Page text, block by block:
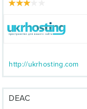
http://ukrhosting.com
DEAC